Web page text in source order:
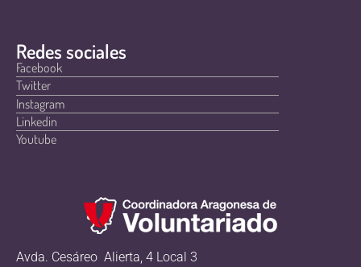
Redes sociales
Facebook
Twitter
Instagram
Linkedin
Youtube
Avda. Cesáreo Alierta, 4 Local 3